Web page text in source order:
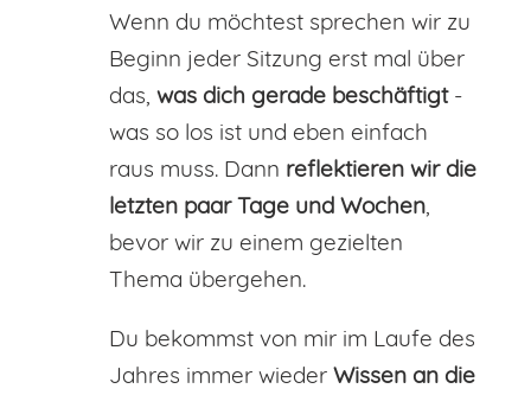
Wenn du möchtest sprechen wir zu
Beginn jeder Sitzung erst mal über
das,was dich gerade beschäftigt-
was so los ist und eben einfach
raus muss. Dann reflektieren wir die
letzten paar Tage und Wochen,
bevor wir zu einem gezielten
Thema übergehen.
Du bekommst von mir im Laufe des
Jahres immer wiederWissen an die